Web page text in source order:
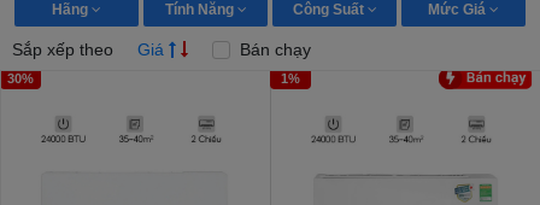
Hãng Tính Năng Công Suất Mức Giá
Sắp xếp theo Giá Bán chạy
30% 1%